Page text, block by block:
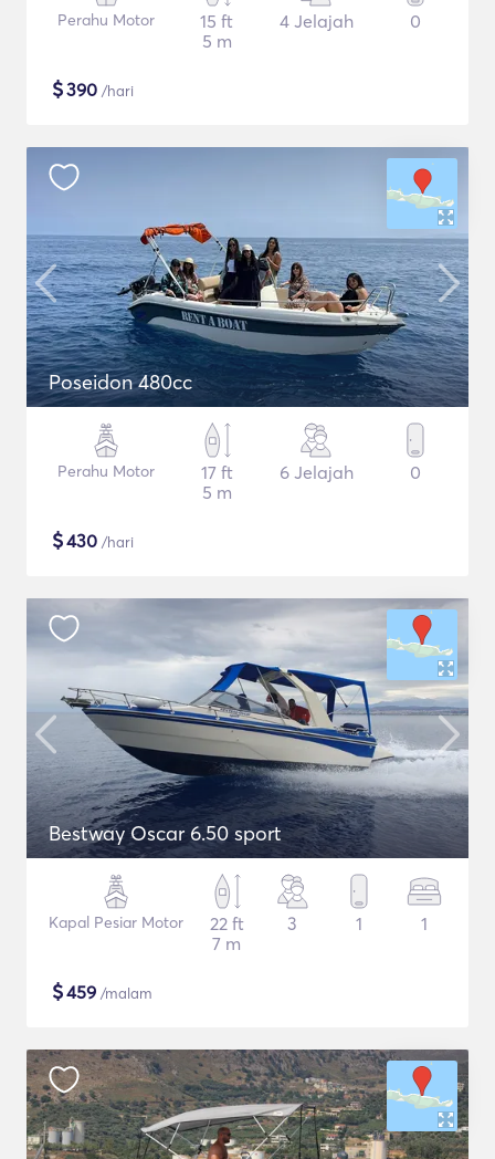
Perahu Motor
15 ft
5 m
4 Jelajah 0
$390 /hari
Poseidon 480cc
Perahu Motor
17 ft
5 m
6 Jelajah 0
$430 /hari
Bestway Oscar 6.50 sport
Kapal Pesiar Motor
22 ft
7 m
3 1 1
$459 /malam